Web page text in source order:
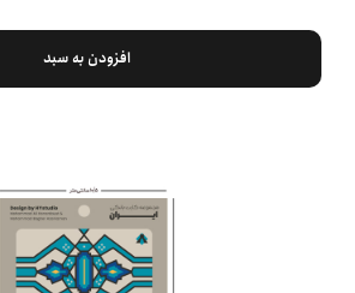
افزودن به سبد